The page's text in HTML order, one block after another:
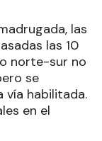
las
las 10
norte-sur no
se
vía habilitada.
en el